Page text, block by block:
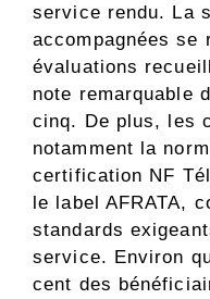
service rendu. La
accompagnées se
évaluations
note remarquable
cinq. De plus, les
notamment la
certification NF
le label AFRATA,
standards
service. Environ
cent des